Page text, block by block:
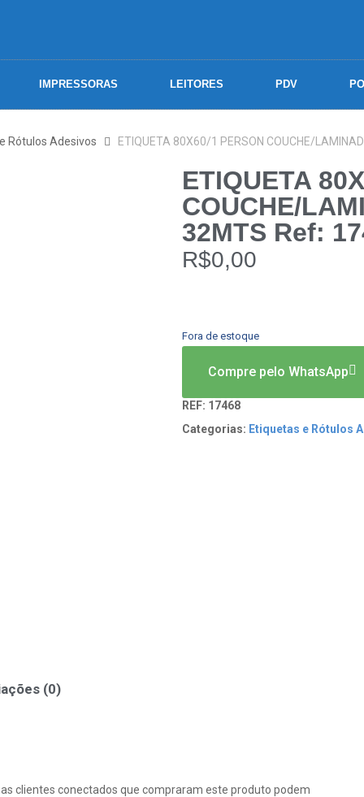
IMPRESSORAS LEITORES PDV
Rótulos Adesivos ETIQUETA 80X60/1 PERSON COUCHE/
ETIQUETA
COUCHE/
32MTS Ref:
R$0,00
Fora de estoque
Compre pelo WhatsApp
REF: 17468
Categorias: Etiquetas e Rótulos
(0)
clientes conectados que compraram este produto podem